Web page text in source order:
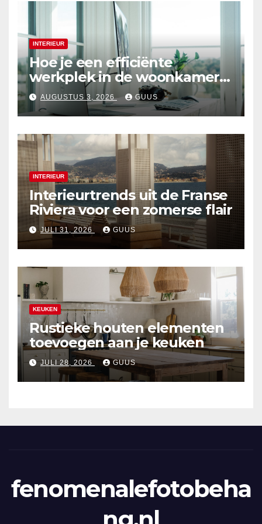
INTERIEUR
Hoe je een efficiënte
werkplek in de woonkamer
creëert
AUGUSTUS 3, 2026 GUUS
INTERIEUR
Interieurtrends uit de Franse
Riviera voor een zomerse flair
JULI 31, 2026 GUUS
KEUKEN
Rustieke houten elementen
toevoegen aan je keuken
JULI 28, 2026 GUUS
fenomenalefotobeha